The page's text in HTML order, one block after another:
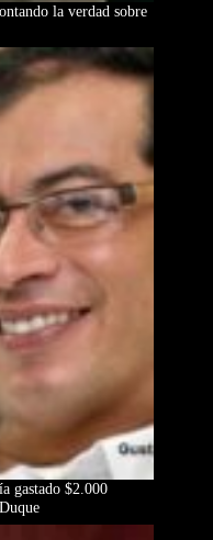
la verdad sobre
gastado $2.000